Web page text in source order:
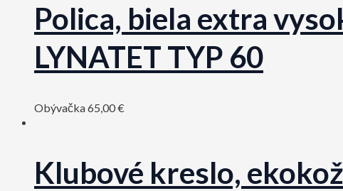
Polica, biela extra
LYNATET TYP 60
Obývačka65,00€
Klubové kreslo,